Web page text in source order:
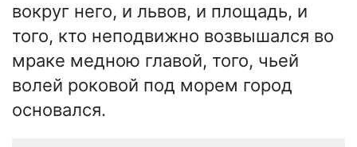
вокруг него, и львов, и площадь, и
того, кто неподвижно возвышался во
мраке медною главой, того, чьей
волей роковой под морем город
основался.